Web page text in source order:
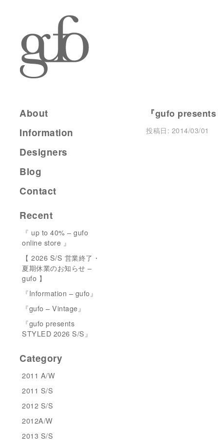
『gufo
投稿日: 2014/03/01
About
Information
Designers
Blog
Contact
Recent
『 up to 40% – gufo
online store 』
【 2026 S/S 営業終了・
夏期休業のお知らせ –
gufo 】
『Information – gufo』
『gufo – Vintage』
『gufo presents
STYLED 2026 S/S』
Category
2011 A/W
2011 S/S
2012 S/S
2012A/W
2013 S/S